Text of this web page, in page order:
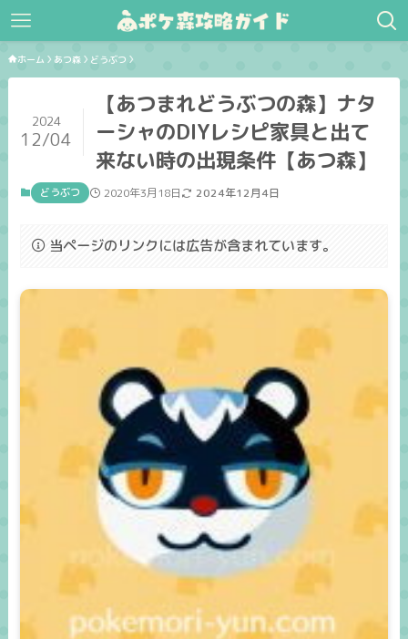
ホーム あつ森 どうぶつ
【あつまれどうぶつの森】ナタ
ーシャのDIYレシピ家具と出て
来ない時の出現条件【あつ森】
2024
12/04
どうぶつ 2020年3月18日 2024年12月4日
当ページのリンクには広告が含まれています。